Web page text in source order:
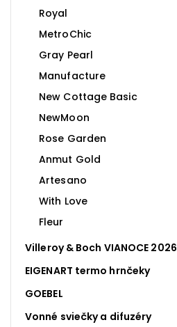
Royal
MetroChic
Gray Pearl
Manufacture
New Cottage Basic
NewMoon
Rose Garden
Anmut Gold
Artesano
With Love
Fleur
Villeroy & Boch VIANOCE 2026
EIGENART termo hrnčeky
GOEBEL
Vonné sviečky a difuzéry